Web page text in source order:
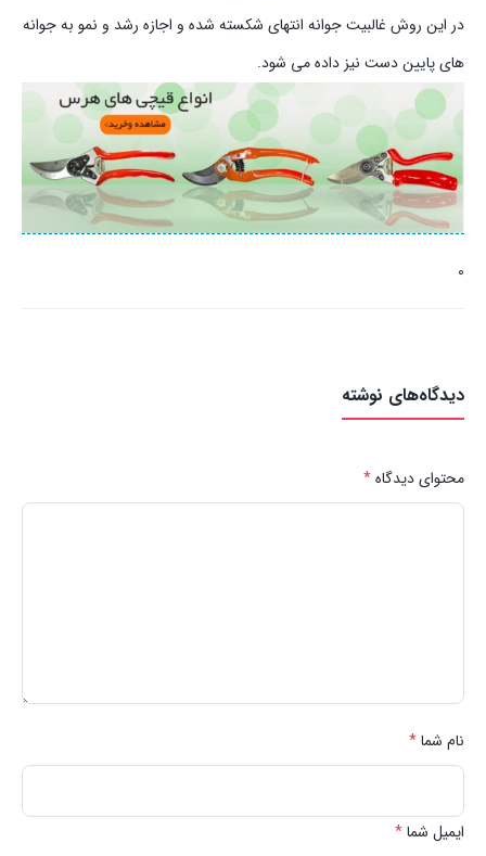
در این روش غالبیت جوانه انتهای شکسته شده و اجازه رشد و نمو به جوانه
های پایین دست نیز داده می شود.
0
دیدگاه‌های نوشته
محتوای دیدگاه*
نام شما*
ایمیل شما*